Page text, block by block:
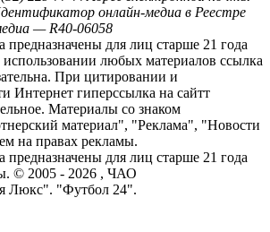
онлайн-медиа в Реестре
— R40-06058
предназначены для лиц старше 21 года
любых материалов ссылка
При цитировании и
Интернет гиперссылка на сайтт
Материалы со знаком
материал", "Реклама", "Новости
на правах рекламы.
предназначены для лиц старше 21 года
© 2005 - 2026 , ЧАО
Люкс". "Футбол 24".